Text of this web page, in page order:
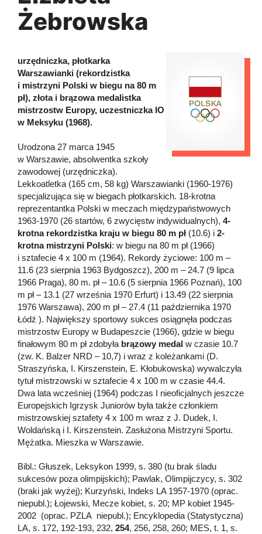
Żebrowska
urzędniczka, płotkarka
Warszawianki (rekordzistka
i mistrzyni Polski w biegu na 80 m
pł), złota i brązowa medalistka
mistrzostw Europy, uczestniczka IO
w Meksyku (1968).
Urodzona 27 marca 1945
w Warszawie, absolwentka szkoły
zawodowej (urzędniczka).
Lekkoatletka (165 cm, 58 kg) Warszawianki (1960-1976)
specjalizująca się w biegach płotkarskich. 18-krotna
reprezentantka Polski w meczach międzypaństwowych
1963-1970 (26 startów, 6 zwycięstw indywidualnych), 4-
krotna rekordzistka kraju w biegu 80 m pł (10.6) i 2-
krotna mistrzyni Polski: w biegu na 80 m pł (1966)
i sztafecie 4 x 100 m (1964). Rekordy życiowe: 100 m –
11.6 (23 sierpnia 1963 Bydgoszcz), 200 m – 24.7 (9 lipca
1966 Praga), 80 m. pł – 10.6 (5 sierpnia 1966 Poznań), 100
m pł – 13.1 (27 września 1970 Erfurt) i 13.49 (22 sierpnia
1976 Warszawa), 200 m pł – 27.4 (11 października 1970
Łódź ). Największy sportowy sukces osiągnęła podczas
mistrzostw Europy w Budapeszcie (1966), gdzie w biegu
finałowym 80 m pł zdobyła brązowy medal w czasie 10.7
(zw. K. Balzer NRD – 10,7) i wraz z koleżankami (D.
Straszyńska, I. Kirszenstein, E. Kłobukowska) wywalczyła
tytuł mistrzowski w sztafecie 4 x 100 m w czasie 44.4.
Dwa lata wcześniej (1964) podczas I nieoficjalnych jeszcze
Europejskich Igrzysk Juniorów była także członkiem
mistrzowskiej sztafety 4 x 100 m wraz z J. Dudek, I.
Woldańską i I. Kirszenstein. Zasłużona Mistrzyni Sportu.
Mężatka. Mieszka w Warszawie.
Bibl.: Głuszek, Leksykon 1999, s. 380 (tu brak śladu
sukcesów poza olimpijskich); Pawlak, Olimpijczycy, s. 302
(braki jak wyżej); Kurzyński, Indeks LA 1957-1970 (oprac.
niepubl.); Łojewski, Mecze kobiet, s. 20; MP kobiet 1945-
2002 (oprac. PZLA niepubl.); Encyklopedia (Statystyczna)
LA, s. 172, 192-193, 232, 254, 256, 258, 260; MES, t. 1, s.